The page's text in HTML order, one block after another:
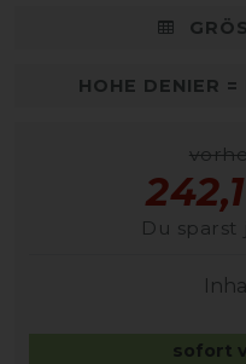
HOHE DENIER =
Du sparst
sofort